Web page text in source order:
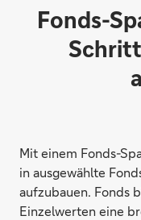
Fonds-
Mit einem Fonds-
in ausgewählte
aufzubauen. Fonds
Einzelwerten eine